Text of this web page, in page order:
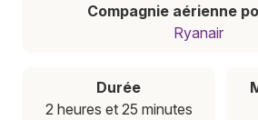
Compagnie aérienne
Ryanair
Durée
2 heures et 25 minutes